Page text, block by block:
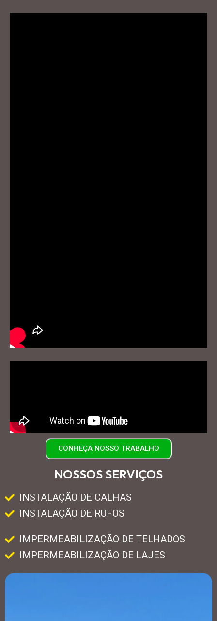
CONHEÇA NOSSO TRABALHO
NOSSOS SERVIÇOS
INSTALAÇÃO DE CALHAS
INSTALAÇÃO DE RUFOS
IMPERMEABILIZAÇÃO DE TELHADOS
IMPERMEABILIZAÇÃO DE LAJES